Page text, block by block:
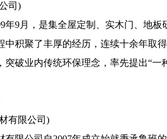
司)
9月，是集全屋定制、实木门、地板
中积聚了丰厚的经历，连续十余年取
突破业内传统环保理念，率先提出“
有限公司)